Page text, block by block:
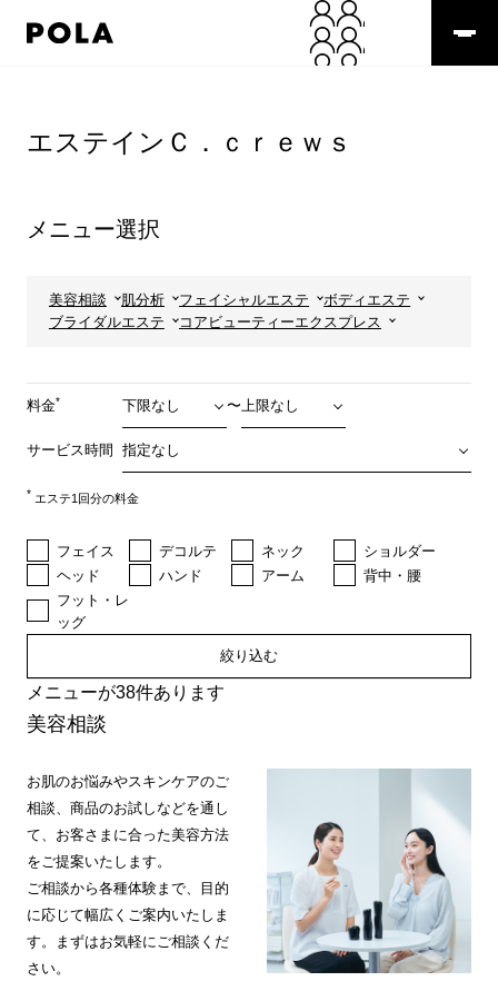
エステインＣ．ｃｒｅｗｓ
メニュー選択
美容相談 肌分析 フェイシャルエステ
ボディエステ
ブライダルエステ
コアビューティーエクスプレス
料金* 〜
サービス時間
* エステ1回分の料金
フェイス デコルテ ネック
ショルダー
ヘッド
ハンド アーム
背中・腰
フット・レ
ッグ
絞り込む
メニューが38件あります
美容相談
お肌のお悩みやスキンケアのご
相談、商品のお試しなどを通し
て、お客さまに合った美容方法
をご提案いたします。
ご相談から各種体験まで、目的
に応じて幅広くご案内いたしま
す。まずはお気軽にご相談くだ
さい。